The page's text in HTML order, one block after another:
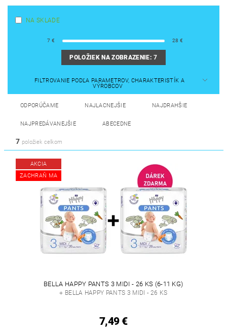
NA SKLADE
7 € 28 €
POLOŽIEK NA ZOBRAZENIE:7
FILTROVANIE PODĽA PARAMETROV, CHARAKTERISTÍK A
VÝROBCOV
ODPORÚČAME NAJLACNEJŠIE NAJDRAHŠIE
NAJPREDÁVANEJŠIE ABECEDNE
7 položiek celkom
AKCIA
ZACHRAŇ MA
BELLA HAPPY PANTS 3 MIDI - 26 KS (6-11 KG)
+ BELLA HAPPY PANTS 3 MIDI - 26 KS
7,49 €